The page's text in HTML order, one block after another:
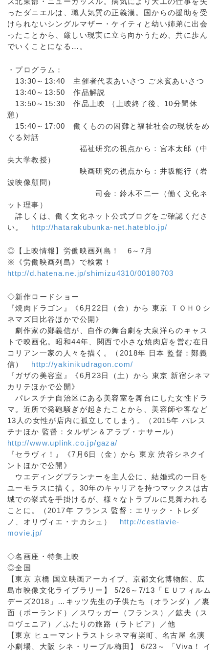
ったダニエルは、職人気質の正義漢。国からの援助を受
けられないシングルマザー・ケイティと幼い姉弟に出会
ったことから、厳しい現実に立ち向かうため、共に歩ん
でいくことになる…。
・プログラム：
13:30～13:40 主催者代表あいさつ ご来賓あいさつ
13:40～13:50 作品解説
13:50～15:30 作品上映 （上映終了後、10分間休
憩）
15:40～17:00 働くものの困難と福祉社会の現状をめ
ぐる対話
福祉研究の視点から：宮本太郎（中
央大学教授）
映画研究の視点から：井坂能行（岩
波映像顧問）
司会：鈴木不二一（働く文化ネ
ット理事）
詳しくは、働く文化ネット公式ブログをご確認くださ
い。 http://hatarakubunka-net.hateblo.jp/
◎【上映情報】労働映画列島！ 6～7月
※《労働映画列島》で検索！
http://d.hatena.ne.jp/shimizu4310/00180703
◇新作ロードショー
『焼肉ドラゴン』《6月22日（金）から 東京 ＴＯＨＯシ
ネマズ日比谷ほかで公開》
劇作家の鄭義信が、自作の舞台劇を大泉洋らのキャス
トで映画化。昭和44年、関西で小さな焼肉店を営む在日
コリアン一家の人々を描く。（2018年 日本 監督：鄭義
信） http://yakinikudragon.com/
『ガザの美容室』《6月23日（土）から 東京 新宿シネマ
カリテほかで公開》
パレスチナ自治区にある美容室を舞台にした女性ドラ
マ。近所で発砲騒ぎが起きたことから、美容師や客など
13人の女性が店内に孤立してしまう。（2015年 パレス
チナほか 監督：タルザン＆アラブ・ナサール）
http://www.uplink.co.jp/gaza/
『セラヴィ！』《7月6日（金）から 東京 渋谷シネクイ
ントほかで公開》
ウエディングプランナーを主人公に、結婚式の一日を
ユーモラスに描く。30年のキャリアを持つマックスは古
城での挙式を手掛けるが、様々なトラブルに見舞われる
ことに。（2017年 フランス 監督：エリック・トレダ
ノ、オリヴィエ・ナカシュ） http://cestlavie-
movie.jp/
◇名画座・特集上映
◎全国
【東京 京橋 国立映画アーカイブ、京都文化博物館、広
島市映像文化ライブラリー】 5/26～7/13「ＥＵフィルム
デーズ2018」…キッツ先生の子供たち（オランダ）／裏
面（ポーランド）／スワッガー（フランス）／鉱夫（ス
ロヴェニア）／ふたりの旅路（ラトビア）／他
【東京 ヒューマントラストシネマ有楽町、名古屋 名演
小劇場、大阪 シネ・リーブル梅田】 6/23～ 「Viva！ イ